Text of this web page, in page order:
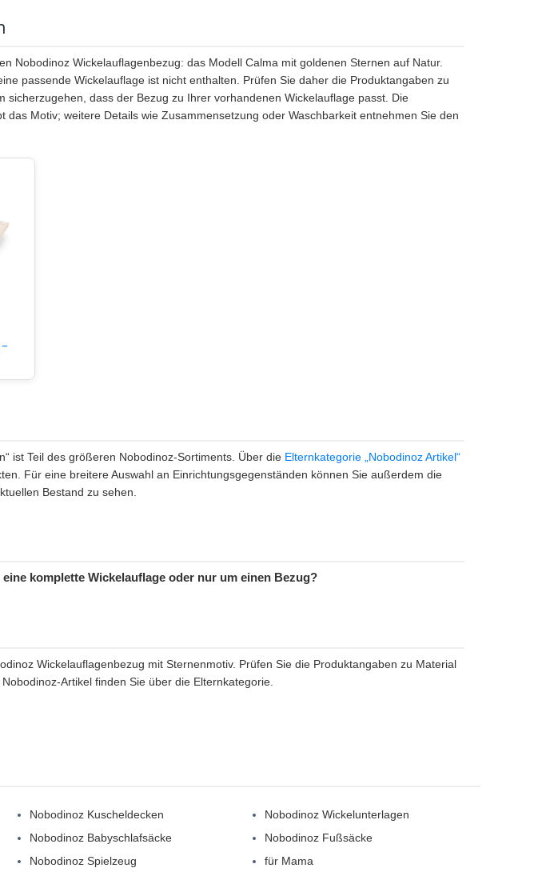
Nobodinoz Wickelauflagenbezug: das Modell Calma mit goldenen Sternen auf Natur.
passende Wickelauflage ist nicht enthalten. Prüfen Sie daher die Produktangaben zu
sicherzugehen, dass der Bezug zu Ihrer vorhandenen Wickelauflage passt. Die
das Motiv; weitere Details wie Zusammensetzung oder Waschbarkeit entnehmen Sie den
ist Teil des größeren Nobodinoz-Sortiments. Über die Elternkategorie „Nobodinoz Artikel“
Für eine breitere Auswahl an Einrichtungsgegenständen können Sie außerdem die
Bestand zu sehen.
komplette Wickelauflage oder nur um einen Bezug?
Wickelauflagenbezug mit Sternenmotiv. Prüfen Sie die Produktangaben zu Material
Artikel finden Sie über die Elternkategorie.
Nobodinoz Kuscheldecken
Nobodinoz Babyschlafsäcke
Nobodinoz Spielzeug
Nobodinoz Wickelunterlagen
Nobodinoz Fußsäcke
für Mama